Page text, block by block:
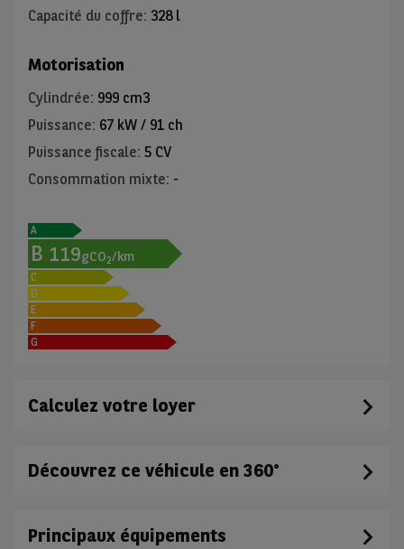
Capacité du coffre: 328 l
Motorisation
Cylindrée: 999 cm3
Puissance: 67 kW / 91 ch
Puissance fiscale: 5 CV
Consommation mixte: -
A
B 119gCO2/km
C
D
E
F
G
Calculez votre loyer
Découvrez ce véhicule en 360°
Principaux équipements